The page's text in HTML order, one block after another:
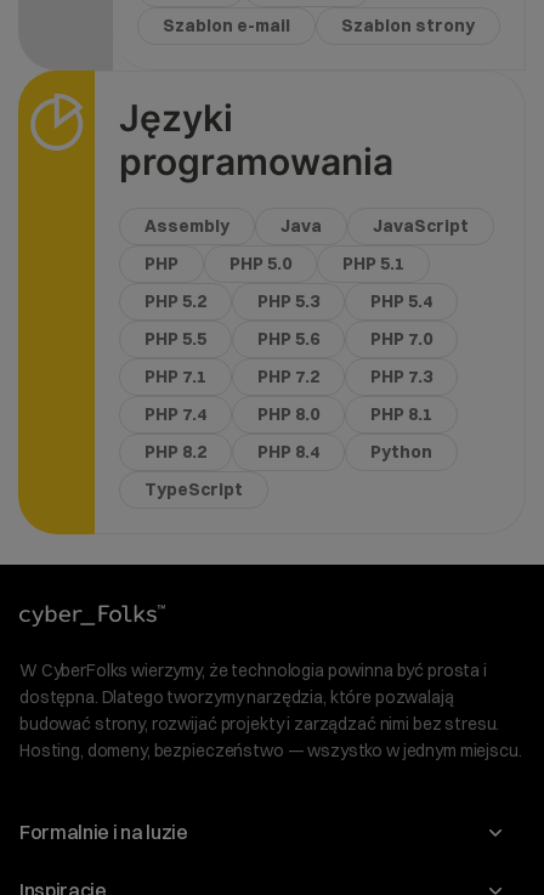
Szablon e-mail
Szablon strony
Języki
programowania
Assembly Java
JavaScript
PHP
PHP 5.0
PHP 5.1
PHP 5.2
PHP 5.3
PHP 5.4
PHP 5.5
PHP 5.6
PHP 7.0
PHP 7.1
PHP 7.2
PHP 7.3
PHP 7.4
PHP 8.0
PHP 8.1
PHP 8.2
PHP 8.4
Python
TypeScript
W CyberFolks wierzymy, że technologia powinna być prosta i
dostępna. Dlatego tworzymy narzędzia, które pozwalają
budować strony, rozwijać projekty i zarządzać nimi bez stresu.
Hosting, domeny, bezpieczeństwo — wszystko w jednym miejscu.
Formalnie i na luzie
O nas
Inspiracje